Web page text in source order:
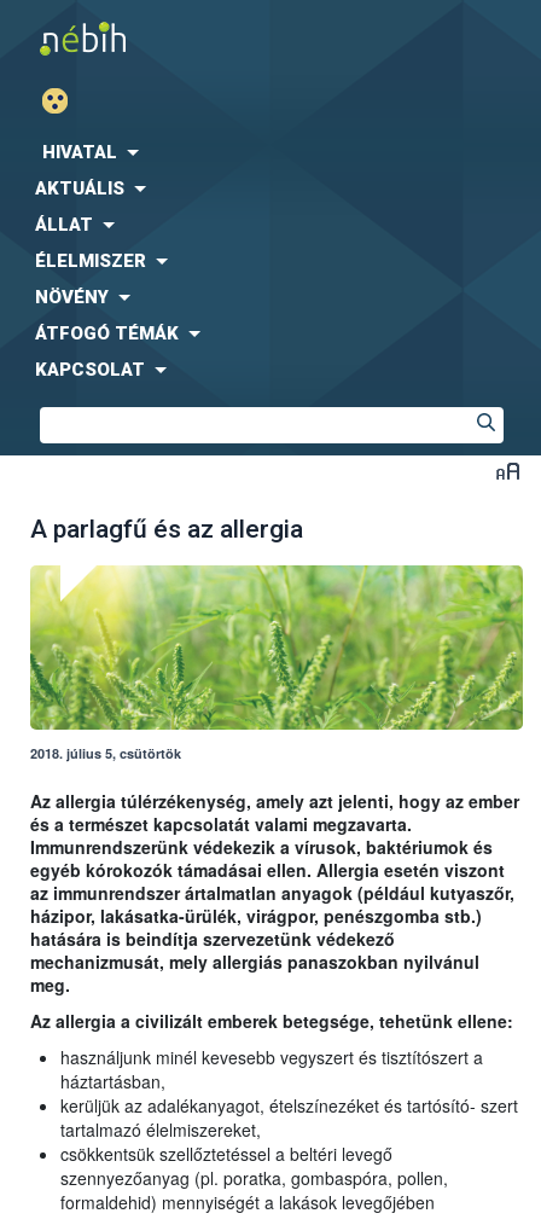
HIVATAL
AKTUÁLIS
ÁLLAT
ÉLELMISZER
NÖVÉNY
ÁTFOGÓ TÉMÁK
KAPCSOLAT
A parlagfű és az allergia
2018. július 5, csütörtök
Az allergia túlérzékenység, amely azt jelenti, hogy az ember
és a természet kapcsolatát valami megzavarta.
Immunrendszerünk védekezik a vírusok, baktériumok és
egyéb kórokozók támadásai ellen. Allergia esetén viszont
az immunrendszer ártalmatlan anyagok (például kutyaszőr,
házipor, lakásatka-ürülék, virágpor, penészgomba stb.)
hatására is beindítja szervezetünk védekező
mechanizmusát, mely allergiás panaszokban nyilvánul
meg.
Az allergia a civilizált emberek betegsége, tehetünk ellene:
használjunk minél kevesebb vegyszert és tisztítószert a
háztartásban,
kerüljük az adalékanyagot, ételszínezéket és tartósító- szert
tartalmazó élelmiszereket,
csökkentsük szellőztetéssel a beltéri levegő
szennyezőanyag (pl. poratka, gombaspóra, pollen,
formaldehid) mennyiségét a lakások levegőjében